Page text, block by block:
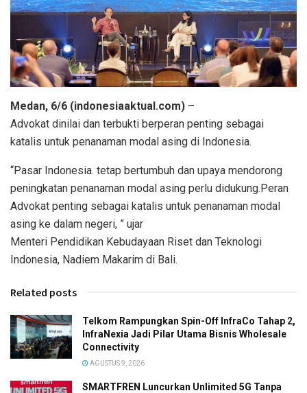
Medan, 6/6 (indonesiaaktual.com) –
Advokat dinilai dan terbukti berperan penting sebagai
katalis untuk penanaman modal asing di Indonesia.
“Pasar Indonesia. tetap bertumbuh dan upaya mendorong
peningkatan penanaman modal asing perlu didukung.Peran
Advokat penting sebagai katalis untuk penanaman modal
asing ke dalam negeri, ” ujar
Menteri Pendidikan Kebudayaan Riset dan Teknologi
Indonesia, Nadiem Makarim di Bali.
Related posts
Telkom Rampungkan Spin-Off InfraCo Tahap 2,
InfraNexia Jadi Pilar Utama Bisnis Wholesale
Connectivity
AGUSTUS 9, 2026
SMARTFREN Luncurkan Unlimited 5G Tanpa